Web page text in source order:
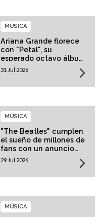
Ariana Grande florece
con "Petal", su
esperado octavo álbum
de estudio
MÚSICA
31 Jul 2026
"The Beatles" cumplen
el sueño de millones de
fans con un anuncio
histórico
MÚSICA
29 Jul 2026
MÚSICA